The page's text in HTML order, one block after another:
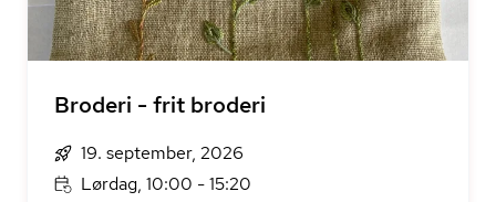
Broderi - frit broderi
19. september, 2026
Lørdag, 10:00 - 15:20